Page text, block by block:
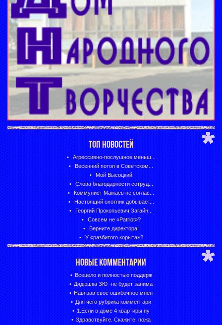
ТОП НОВОСТЕЙ
Агрессивно-послушное меньш...
Весенний потоп в Советском...
Мой Высоцкий
Слова благодарности сотруд...
Коммунист Мамаев не соглас...
Настоящий охотник добывает...
Георгий Прокопьевич Загайн...
Совсем не «Patriot»?
Верните директора!
У «разбитого корыта»?
НОВЫЕ КОММЕНТАРИИ
Всецело и полностью поддерж
Дядюшка ЗЮ -не будет занима
Навязав свое ошибочное мнен
Для чего рубрика комментари
1.Если в доме 4 квартиры,ну
Здравствуйте. Скажите, пожа